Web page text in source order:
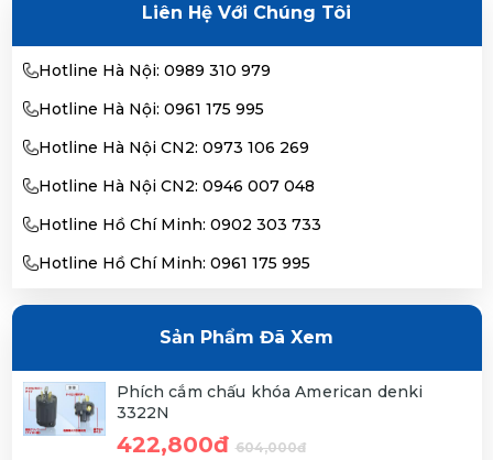
Liên Hệ Với Chúng Tôi
Hotline Hà Nội: 0989 310 979
Hotline Hà Nội: 0961 175 995
Hotline Hà Nội CN2: 0973 106 269
Hotline Hà Nội CN2: 0946 007 048
Hotline Hồ Chí Minh: 0902 303 733
Hotline Hồ Chí Minh: 0961 175 995
Sản Phẩm Đã Xem
Phích cắm chấu khóa American denki
3322N
422,800đ 604,000đ